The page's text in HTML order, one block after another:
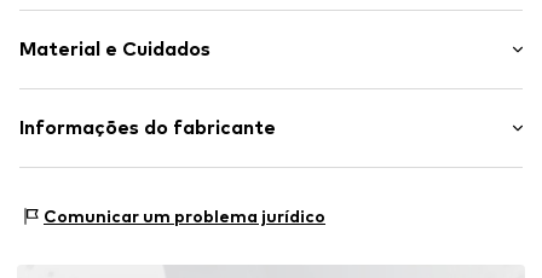
Gola em V
Folhos
Artigo n º. 5907871060025
Comprimento: Comprimento 7/8
Ajuste: Ajuste solto
Tabela de tamanhos
Material e Cuidados
Material: 70% Algodão, 30% Poliéster - PES
Informações do fabricante
22529 Hamburg
Comunicar um problema jurídico